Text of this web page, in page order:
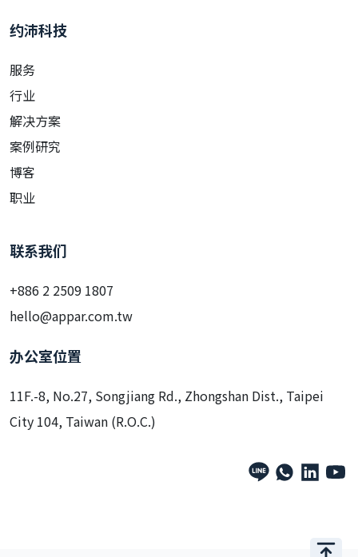
约沛科技
服务
行业
解决方案
案例研究
博客
职业
联系我们
+886 2 2509 1807
hello@appar.com.tw
办公室位置
11F.-8, No.27, Songjiang Rd., Zhongshan Dist., Taipei
City 104, Taiwan (R.O.C.)